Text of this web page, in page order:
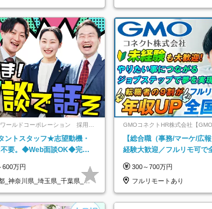
ールドコーポレーション 採用事
ントスタッフ★志望動機・
不要。◆Web面談OK◆完全
600万円
_神奈川県_埼玉県_千葉県_大
GMOコネクトHR株式会社【GMO
ットグループ】
【総合職（事務/マーケ/広
経験大歓迎／フルリモ可で
★
300～700万円
フルリモートあり